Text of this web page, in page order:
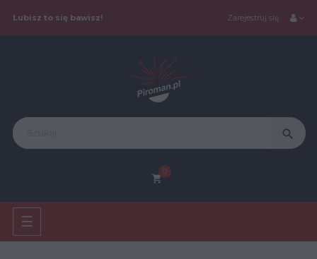
Lubisz to się bawisz! Zarejestruj się
search
shopping_cart
Toggle
navigation
☰